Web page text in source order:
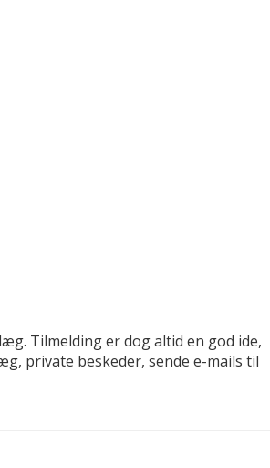
Tilmelding er dog altid en god ide,
private beskeder, sende e-mails til